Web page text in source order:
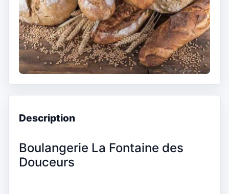
Description
Boulangerie La Fontaine des
Douceurs